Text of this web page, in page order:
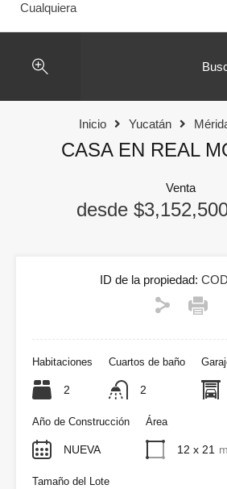
Cualquiera
Inicio Yucatán
CASA EN REAL
Venta
desde
ID de la propiedad:
Habitaciones
2
Cuartos de baño
2
Año de Construcción
NUEVA
Área
12 x 21
Tamaño del Lote